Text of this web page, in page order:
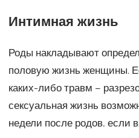
Интимная жизнь
Роды накладывают
половую жизнь женщины.
каких-либо травм –
сексуальная жизнь
недели после родов, если